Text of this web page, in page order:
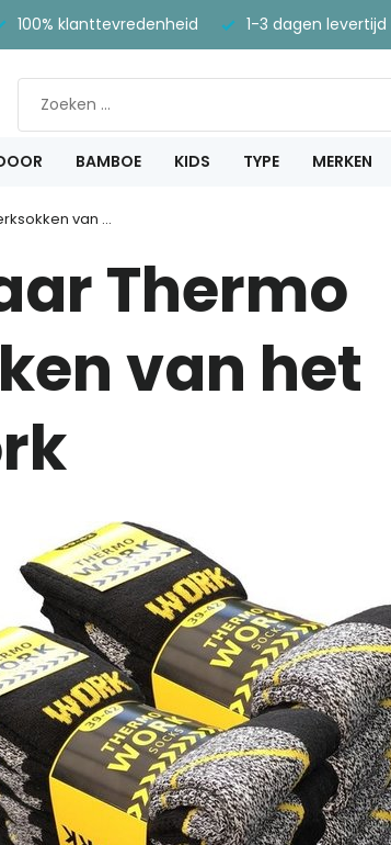
100% klanttevredenheid 1-3 dagen levertijd
BAMBOE KIDS TYPE MERKEN
van ...
Thermo
van het